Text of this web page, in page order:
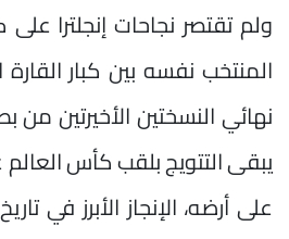
ولم تقتصر نجاحات إنجلترا
المنتخب نفسه بين كبار القارة
نهائي النسختين الأخيرتين من
على أرضه، الإنجاز الأبرز في